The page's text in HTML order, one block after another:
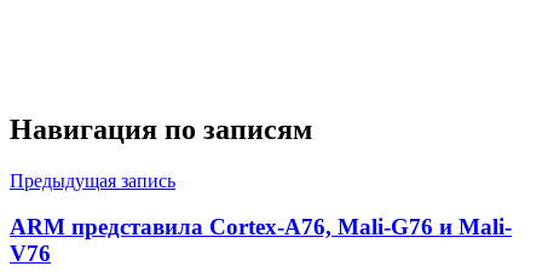
Навигация по записям
Предыдущая запись
ARM представила Cortex-A76, Mali-G76 и Mali-
V76